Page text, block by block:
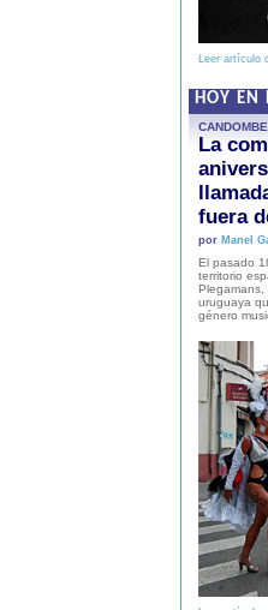
Leer artículo
HOY EN
CANDOMBE
La
fuera
por Manel
El pasado
territorio
Plegamans,
uruguaya
género